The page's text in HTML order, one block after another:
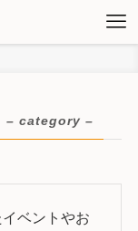
– category –
ベントやお